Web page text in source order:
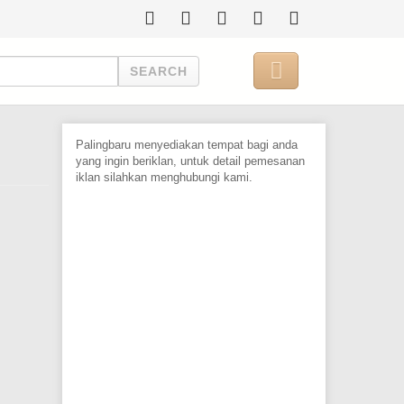
SEARCH

Palingbaru menyediakan tempat bagi anda
yang ingin beriklan, untuk detail pemesanan
iklan silahkan menghubungi kami.